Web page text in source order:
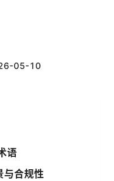
05-10
语
与合规性